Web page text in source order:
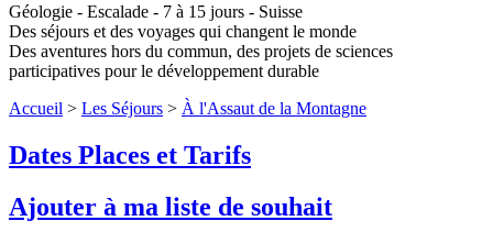
Géologie - Escalade - 7 à 15 jours - Suisse
Des séjours et des voyages qui changent le monde
Des aventures hors du commun, des projets de sciences
participatives pour le développement durable
Accueil > Les Séjours > À l'Assaut de la Montagne
Dates Places et Tarifs
Ajouter à ma liste de souhait